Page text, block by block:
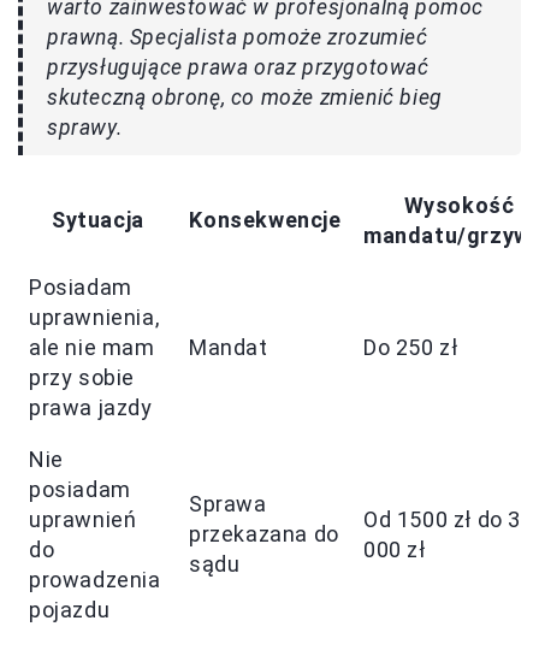
warto zainwestować w profesjonalną pomoc
prawną. Specjalista pomoże zrozumieć
przysługujące prawa oraz przygotować
skuteczną obronę, co może zmienić bieg
sprawy.
Sytuacja Konsekwencje
Wysokość
mandatu/
Posiadam
uprawnienia,
ale nie mam
przy sobie
prawa jazdy
Mandat Do 250 zł
Nie
posiadam
uprawnień
do
prowadzenia
pojazdu
Sprawa
przekazana do
sądu
Od 1500 zł do 30
000 zł